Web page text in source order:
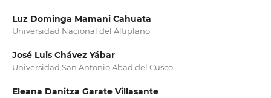
Luz Dominga Mamani Cahuata
Universidad Nacional del Altiplano
José Luis Chávez Yábar
Universidad San Antonio Abad del Cusco
Eleana Danitza Garate Villasante